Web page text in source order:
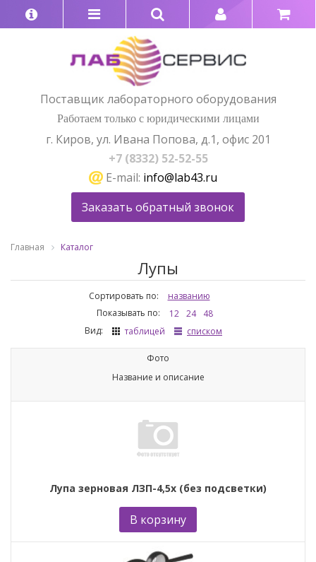
Поставщик лабораторного оборудования
Работаем только с юридическими лицами
г. Киров, ул. Ивана Попова, д.1, офис 201
+7 (8332) 52-52-55
E-mail: info@lab43.ru
Заказать обратный звонок
Главная Каталог
Лупы
Сортировать по:
названию
Показывать по:
12 24
48
Вид:
таблицей списком
Фото
Название и описание
Лупа зерновая ЛЗП-4,5х (без подсветки)
В корзину